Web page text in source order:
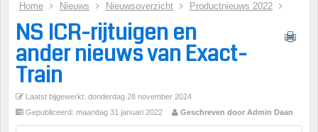
Home Nieuws Nieuwsoverzicht Productnieuws 2022
NS ICR-rijtuigen en
ander nieuws van Exact-
Train
Laatst bijgewerkt: donderdag 28 november 2024
Gepubliceerd: maandag 31 januari 2022
Geschreven door Admin Daan